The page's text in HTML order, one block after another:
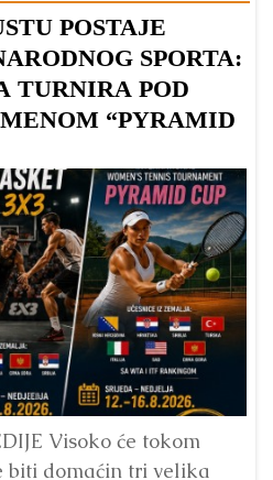
POSTAJE
SPORTA:
TURNIRA POD
“PYRAMID
Visoko će tokom
biti domaćin tri velika